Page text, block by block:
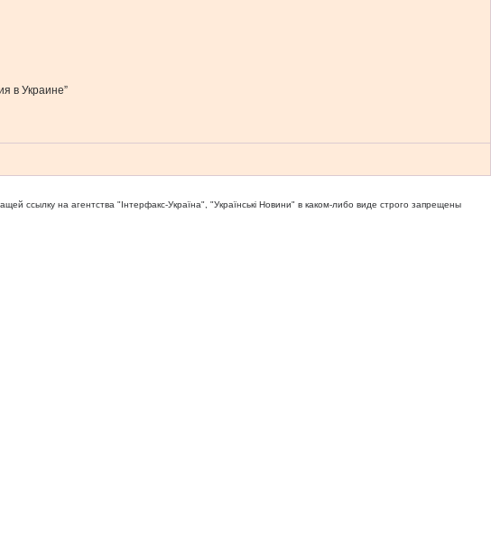
в Украине”
ссылку на агентства "Iнтерфакс-Україна", "Українськi Новини" в каком-либо виде строго запрещены